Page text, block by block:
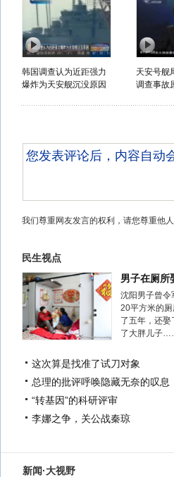
韩国调查认为近距强力
爆炸为天安舰沉没原因
天安号舰
调查事故
我们尊重网友发言的权利，请您尊重他人
民生视点
男子在厕所
沈阳男子曾令
20平方米的
了五年，还娶
了大胖儿子
这次算是找准了试刀对象
总理的批评呼唤隐藏无奈的叹息
“转基因”的科研评审
李娜之争，关公战秦琼
新闻·大视野